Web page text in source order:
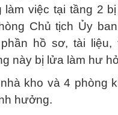
làm việc tại tầng 2
Chủ tịch Ủy
hồ sơ, tài liệu,
này bị lửa làm hư
kho và 4 phòng
hưởng.